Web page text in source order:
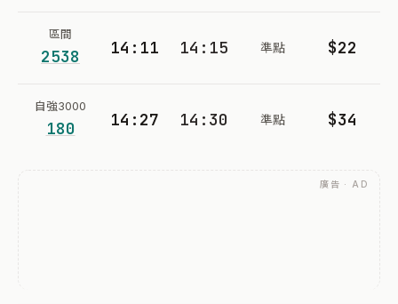
區間
2538 14:11 14:15 準點 $22
自強3000
180 14:27 14:30 準點 $34
廣告 · AD